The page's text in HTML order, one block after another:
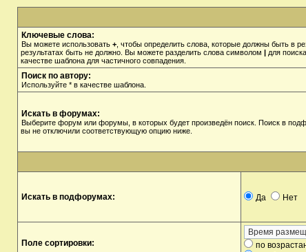
Ключевые слова:
Вы можете использовать + , чтобы определить слова, которые должны быть в
результатах быть не должно. Вы можете разделить слова символом | для
качестве шаблона для частичного совпадения.
Поиск по автору:
Используйте * в качестве шаблона.
Искать в форумах:
Выберите форум или форумы, в которых будет произведён поиск. Поиск в
вы не отключили соответствующую опцию ниже.
Искать в подфорумах: Да Нет
Поле сортировки:
по